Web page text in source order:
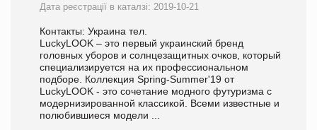
Дата реєстрації в каталзі: 2019-10-21
Контакты: Украина тел.
LuckyLOOK – это первый украинский бренд
головных уборов и солнцезащитных очков, который
специализируется на их профессиональном
подборе. Коллекция Spring-Summer'19 от
LuckyLOOK - это сочетание модного футуризма с
модернизированной классикой. Всеми известные и
полюбившиеся модели ...